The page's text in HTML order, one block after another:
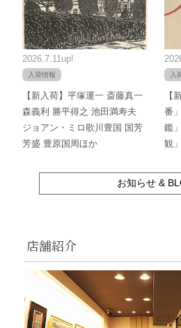
2026.7.11up!
入荷情報
【新入荷】平塚運一 斎藤真一
森義利 勝平得之 池田満寿夫
ジョアン・ミロ歌川豊国 国芳
芳盛 豊原国周ほか
入
【
番
鑑
観」
お知らせ &
店舗紹介